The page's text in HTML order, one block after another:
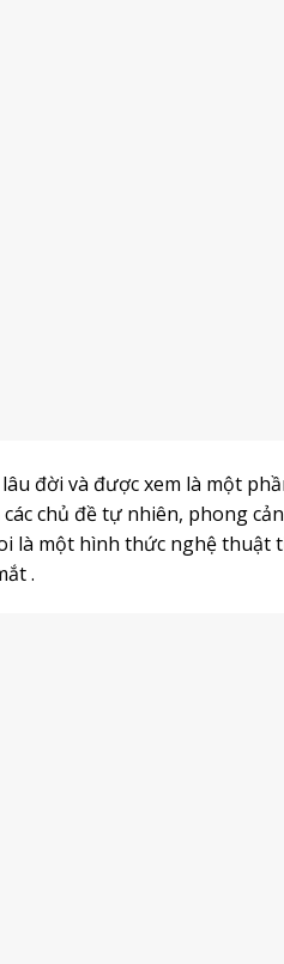
đời và được xem là một
chủ đề tự nhiên, phong
là một hình thức nghệ thuật
.